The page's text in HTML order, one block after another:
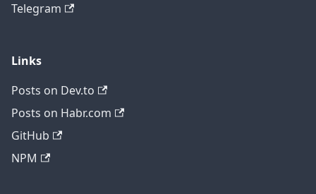
Telegram
Links
Posts on Dev.to
Posts on Habr.com
GitHub
NPM